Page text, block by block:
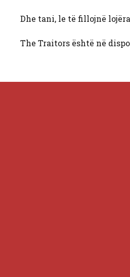
Dhe tani, le të fillojnë
The Traitors është në